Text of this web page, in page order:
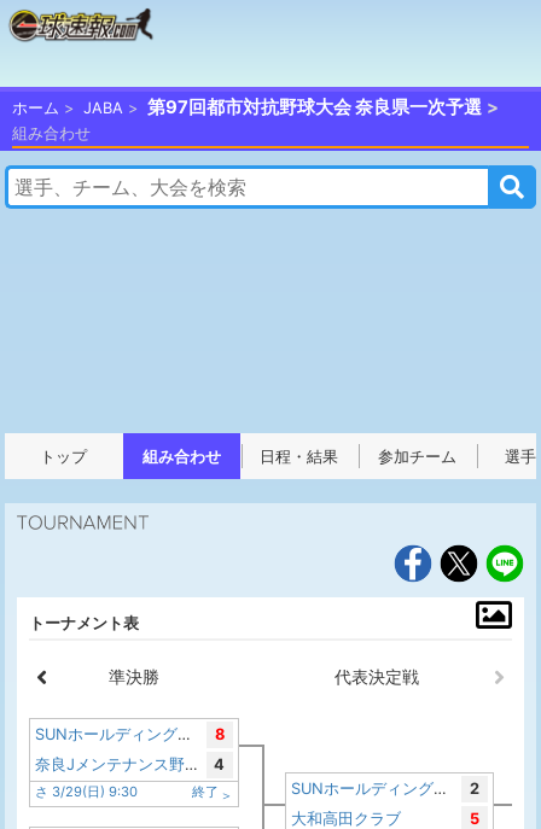
ホーム JABA 第97回都市対抗野球大会 奈良県一次予選
組み合わせ
トップ 組み合わせ 日程・結果 参加チーム 選手
トーナメント表
準決勝 代表決定戦
SUNホールディングスWEST
8
奈良Jメンテナンス野球クラブ
4
さ 3/29(日) 9:30 終了 SUNホールディングスWEST
2
大和高田クラブ
5